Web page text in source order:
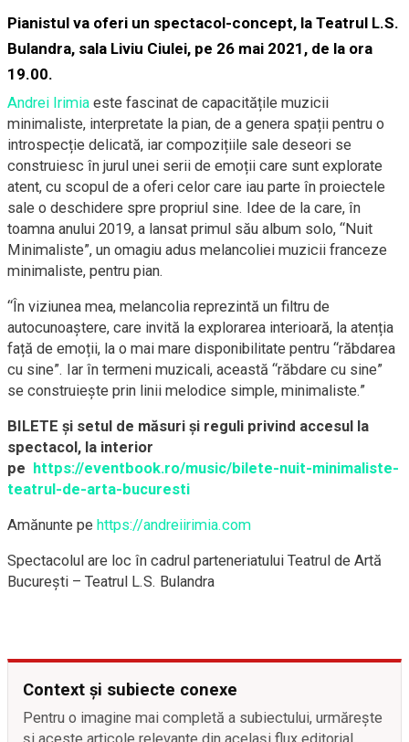
Pianistul va oferi un spectacol-concept, la Teatrul L.S.
Bulandra, sala Liviu Ciulei, pe 26 mai 2021, de la ora
19.00.
Andrei Irimia este fascinat de capacitățile muzicii
minimaliste, interpretate la pian, de a genera spații pentru o
introspecție delicată, iar compozițiile sale deseori se
construiesc în jurul unei serii de emoții care sunt explorate
atent, cu scopul de a oferi celor care iau parte în proiectele
sale o deschidere spre propriul sine. Idee de la care, în
toamna anului 2019, a lansat primul său album solo, “Nuit
Minimaliste”, un omagiu adus melancoliei muzicii franceze
minimaliste, pentru pian.
“În viziunea mea, melancolia reprezintă un filtru de
autocunoaștere, care invită la explorarea interioară, la atenția
față de emoții, la o mai mare disponibilitate pentru “răbdarea
cu sine”. Iar în termeni muzicali, această “răbdare cu sine”
se construiește prin linii melodice simple, minimaliste.”
BILETE și setul de măsuri și reguli privind accesul la
spectacol, la interior
pe https://eventbook.ro/music/bilete-nuit-minimaliste-
teatrul-de-arta-bucuresti
Amănunte pe https://andreiirimia.com
Spectacolul are loc în cadrul parteneriatului Teatrul de Artă
București – Teatrul L.S. Bulandra
Context și subiecte conexe
Pentru o imagine mai completă a subiectului, urmărește